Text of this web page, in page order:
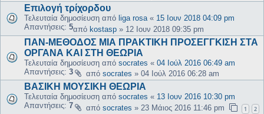
Επιλογή τρίχορδου
Τελευταία δημοσίευση από liga rosa « 15 Ιουν 2018 04:09 pm
Απαντήσεις: 5από kostasp » 12 Ιουν 2018 09:35 pm
ΠΑΝ-ΜΕΘΟΔΟΣ ΜΙΑ ΠΡΑΚΤΙΚΗ ΠΡΟΣΕΓΓΚΙΣΗ ΣΤΑ
ΟΡΓΑΝΑ ΚΑΙ ΣΤΗ ΘΕΩΡΙΑ
Τελευταία δημοσίευση από socrates « 04 Ιούλ 2016 06:49 am
Απαντήσεις: 3 από socrates » 04 Ιούλ 2016 06:28 am
ΒΑΣΙΚΗ ΜΟΥΣΙΚΗ ΘΕΩΡΙΑ
Τελευταία δημοσίευση από socrates « 13 Ιουν 2016 10:30 pm
Απαντήσεις: 7 από socrates » 23 Μάιος 2016 11:46 pm 1 2